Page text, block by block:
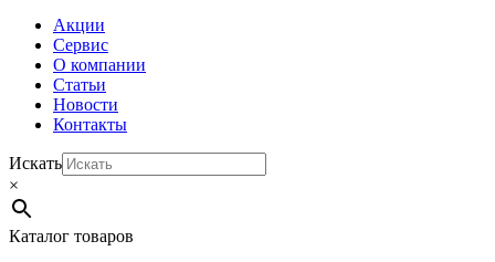
Акции
Сервис
О компании
Статьи
Новости
Контакты
Искать
×
Каталог товаров